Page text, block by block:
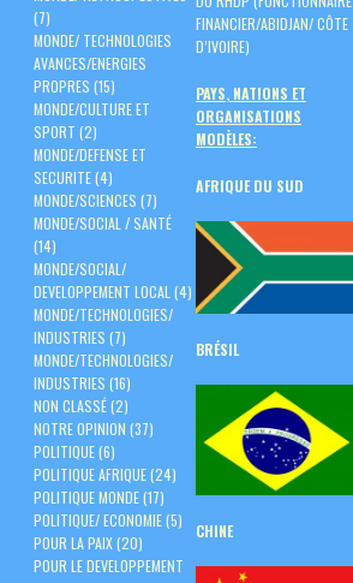
(7)
MONDE/ TECHNOLOGIES
AVANCES/ENERGIES
PROPRES (15)
MONDE/CULTURE ET
SPORT (2)
MONDE/DEFENSE ET
SECURITE(4)
MONDE/SCIENCES (7)
MONDE/SOCIAL / SANTÉ
(14)
MONDE/SOCIAL/
DEVELOPPEMENT LOCAL (4)
MONDE/TECHNOLOGIES/
INDUSTRIES (7)
MONDE/TECHNOLOGIES/
INDUSTRIES (16)
NON CLASSÉ(2)
NOTRE OPINION (37)
POLITIQUE(6)
POLITIQUE AFRIQUE(24)
POLITIQUE MONDE(17)
POLITIQUE/ ECONOMIE(5)
POUR LA PAIX(20)
POUR LE DEVELOPPEMENT
FINANCIER/ABIDJAN/ CÔTE
D’IVOIRE)
PAYS, NATIONS ET
ORGANISATIONS
MODÈLES:
AFRIQUE DU SUD
BRÉSIL
CHINE